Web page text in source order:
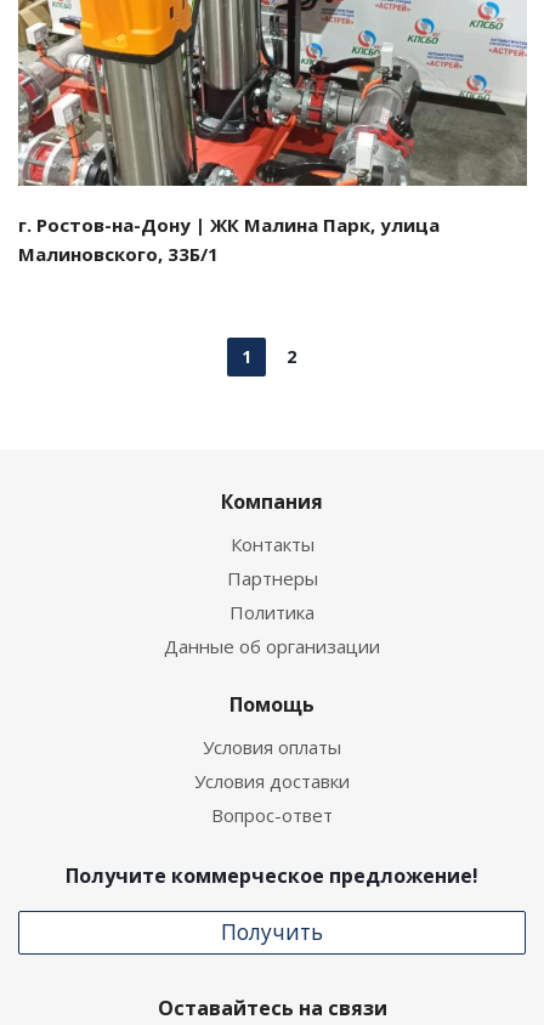
Смотреть проект
г. Ростов-на-Дону | ЖК Малина Парк, улица
Малиновского, 33Б/1
1 2
Компания
Контакты
Партнеры
Политика
Данные об организации
Помощь
Условия оплаты
Условия доставки
Вопрос-ответ
Получите коммерческое предложение!
Получить
Оставайтесь на связи